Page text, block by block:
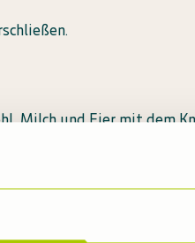
Milch und Eier mit dem
An einem
lassen.
Formen füllen. Nochmals